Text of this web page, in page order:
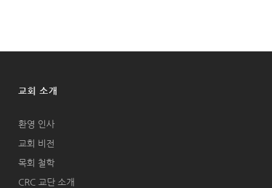
교회 소개
환영 인사
교회 비전
목회 철학
CRC 교단 소개